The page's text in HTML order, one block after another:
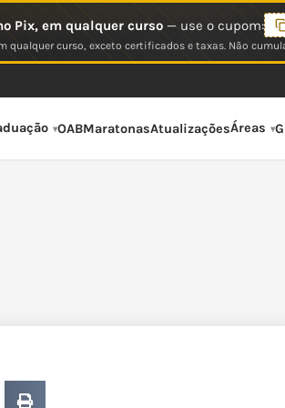
Pix, em qualquer curso— use o cupom:
qualquer curso, exceto certificados e taxas. Não
OABMaratonasAtualizaçõesÁreas